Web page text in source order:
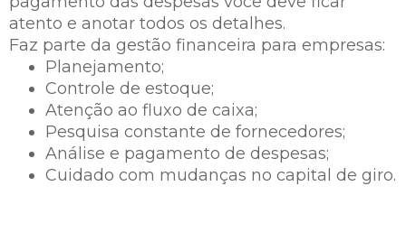
atento e anotar todos os detalhes.
Faz parte da gestão financeira para empresas:
Planejamento;
Controle de estoque;
Atenção ao fluxo de caixa;
Pesquisa constante de fornecedores;
Análise e pagamento de despesas;
Cuidado com mudanças no capital de giro.